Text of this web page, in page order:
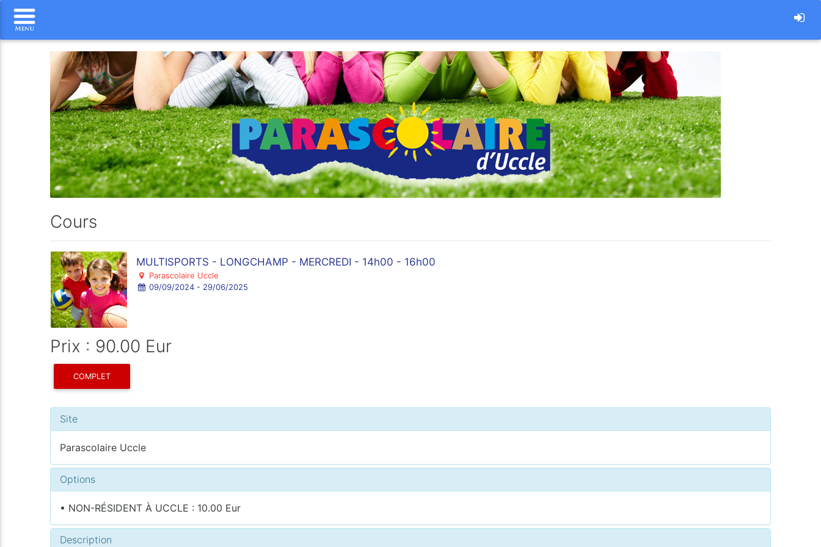
Cours
MULTISPORTS - LONGCHAMP - MERCREDI - 14h00 - 16h00
Parascolaire Uccle
09/09/2024 - 29/06/2025
Prix : 90.00 Eur
COMPLET
Site
Parascolaire Uccle
Options
• NON-RÉSIDENT À UCCLE : 10.00 Eur
Description